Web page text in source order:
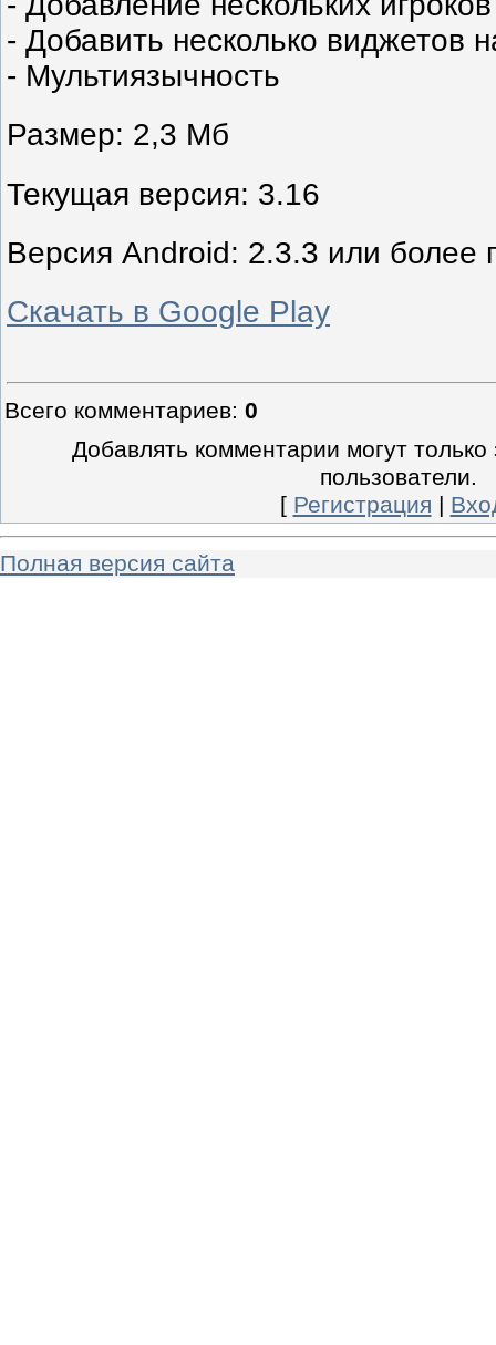
- Добавить несколько виджетов
- Мультиязычность
Размер: 2,3 Mб
Текущая версия: 3.16
Версия Android: 2.3.3 или более
Скачать в Google Play
Всего комментариев: 0
Добавлять комментарии могут
пользователи.
[ Регистрация |
Полная версия сайта